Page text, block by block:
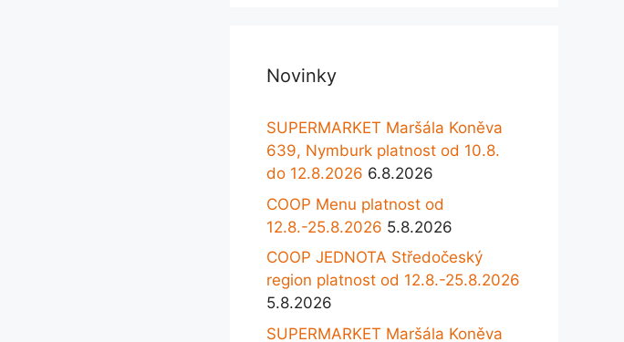
Novinky
SUPERMARKET Maršála Koněva
639, Nymburk platnost od 10.8.
do 12.8.2026 6.8.2026
COOP Menu platnost od
12.8.-25.8.2026 5.8.2026
COOP JEDNOTA Středočeský
region platnost od 12.8.-25.8.2026
5.8.2026
SUPERMARKET Maršála Koněva